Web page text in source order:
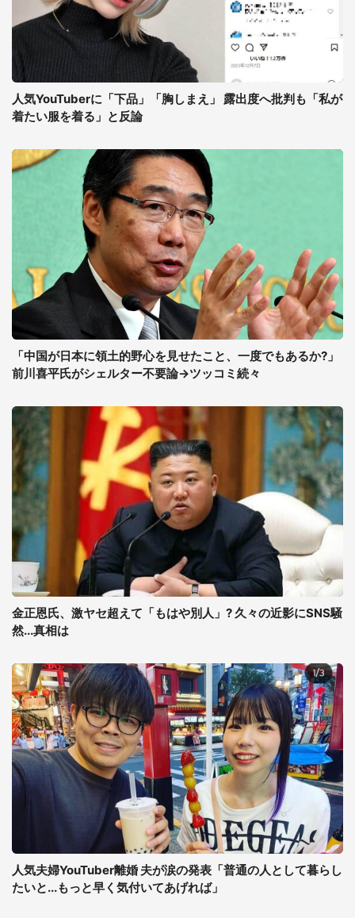
人気YouTuberに「下品」「胸しまえ」 露出度へ批判も「私が
着たい服を着る」と反論
「中国が日本に領土的野心を見せたこと、一度でもあるか?」
前川喜平氏がシェルター不要論→ツッコミ続々
金正恩氏、激ヤセ超えて「もはや別人」? 久々の近影にSNS騒
然...真相は
人気夫婦YouTuber離婚 夫が涙の発表「普通の人として暮らし
たいと...もっと早く気付いてあげれば」